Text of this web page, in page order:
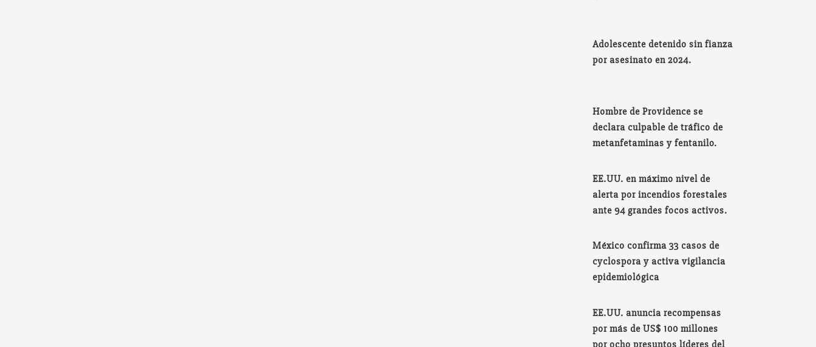
Adolescente detenido sin fianza
por asesinato en 2024.
Hombre de Providence se
declara culpable de tráfico de
metanfetaminas y fentanilo.
EE.UU. en máximo nivel de
alerta por incendios forestales
ante 94 grandes focos activos.
México confirma 33 casos de
cyclospora y activa vigilancia
epidemiológica
EE.UU. anuncia recompensas
por más de US$ 100 millones